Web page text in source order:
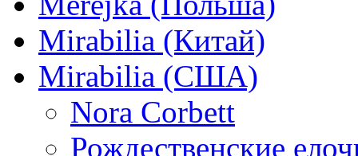
Mirabilia (Китай)
Mirabilia (США)
Nora Corbett
Рождественские